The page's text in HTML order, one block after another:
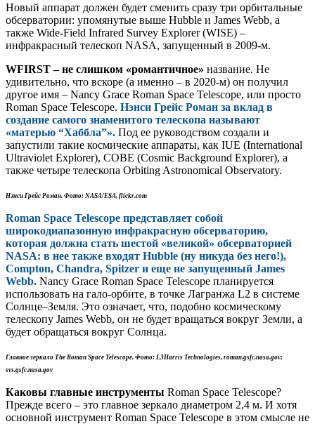
Новый аппарат должен будет сменить сразу три орбитальные
обсерватории: упомянутые выше Hubble и James Webb, а
также Wide-Field Infrared Survey Explorer (WISE) –
инфракрасный телескоп NASA, запущенный в 2009-м.
WFIRST – не слишком «романтичное» название. Не
удивительно, что вскоре (а именно – в 2020-м) он получил
другое имя – Nancy Grace Roman Space Telescope, или просто
Roman Space Telescope. Нэнси Грейс Роман за вклад в
создание самого знаменитого телескопа называют
«матерью “Хаббла”». ‎Под ее руководством создали и
запустили такие космические аппараты, как IUE (International
Ultraviolet Explorer), COBE (Cosmic Background Explorer), а
также четыре телескопа Orbiting Astronomical Observatory.
Нэнси Грейс Роман. Фото: NASA/ESA, flickr.com
Roman Space Telescope представляет собой
широкодиапазонную инфракрасную обсерваторию,
которая должна стать шестой «великой» обсерваторией
NASA: в нее также входят Hubble (ну никуда без него!),
Compton, Chandra, Spitzer и еще не запущенный James
Webb. Nancy Grace Roman Space Telescope планируется
использовать на гало-орбите, в точке Лагранжа L2 в системе
Солнце–Земля. Это означает, что, подобно космическому
телескопу James Webb, он не будет вращаться вокруг Земли, а
будет обращаться вокруг Солнца.
Главное зеркало The Roman Space Telescope. Фото: L3Harris Technologies, roman.gsfc.nasa.gov;
svs.gsfc.nasa.gov
Каковы главные инструменты Roman Space Telescope?
Прежде всего – это главное зеркало диаметром 2,4 м. И хотя
основной инструмент Roman Space Telescope в этом смысле не